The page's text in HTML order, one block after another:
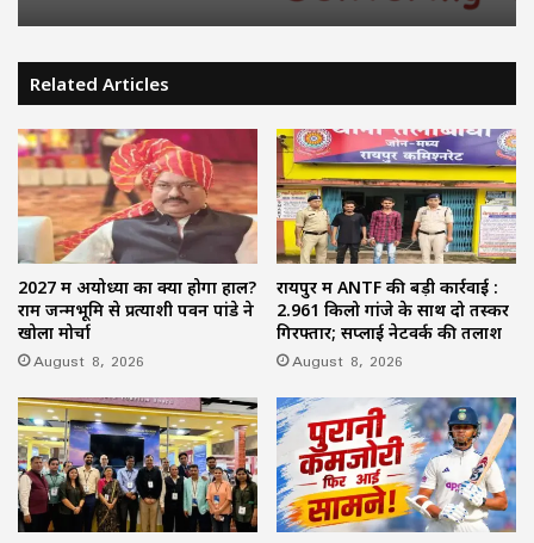
CM Vijay faces setback: परिसीमन बैठक से
37 सांसद गायब, DMK समेत कई दलों ने किया
Related Articles
2027 में अयोध्या का क्या होगा हाल?
राम जन्मभूमि से प्रत्याशी पवन पांडे ने
खोला मोर्चा
August 8, 2026
रायपुर में ANTF की बड़ी कार्रवाई :
2.961 किलो गांजे के साथ दो तस्कर
गिरफ्तार; सप्लाई नेटवर्क की तलाश
August 8, 2026